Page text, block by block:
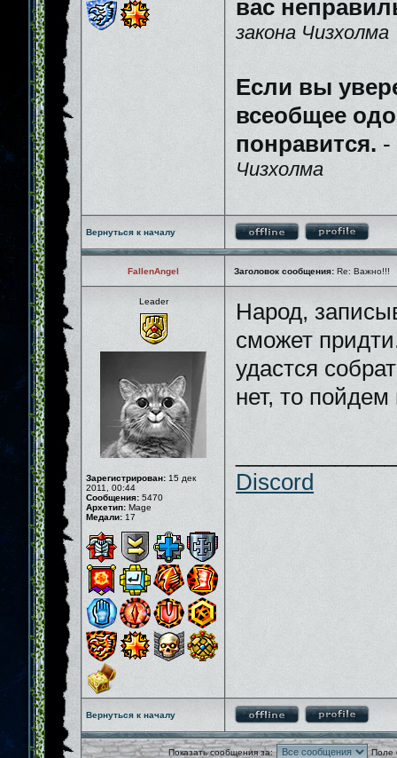
вас
закона Чизхолма
Если вы
всеобщее
понравится. -
Чизхолма
Вернуться к началу
FallenAngel Заголовок сообщения: Re: Важно!!!
Leader
Зарегистрирован: 15 дек
2011, 00:44
Сообщения: 5470
Архетип: Mage
Медали: 17
Народ,
сможет
удастся
нет, то пойдем
Discord
Вернуться к началу
Показать сообщения за: Поле